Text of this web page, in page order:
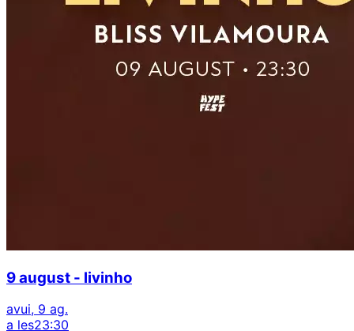
9 august - livinho
avui, 9 ag.
a les23:30